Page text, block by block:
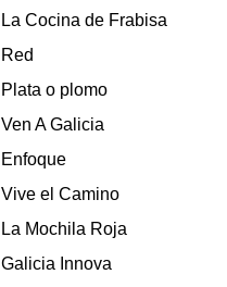
La Cocina de Frabisa
Red
Plata o plomo
Ven A Galicia
Enfoque
Vive el Camino
La Mochila Roja
Galicia Innova